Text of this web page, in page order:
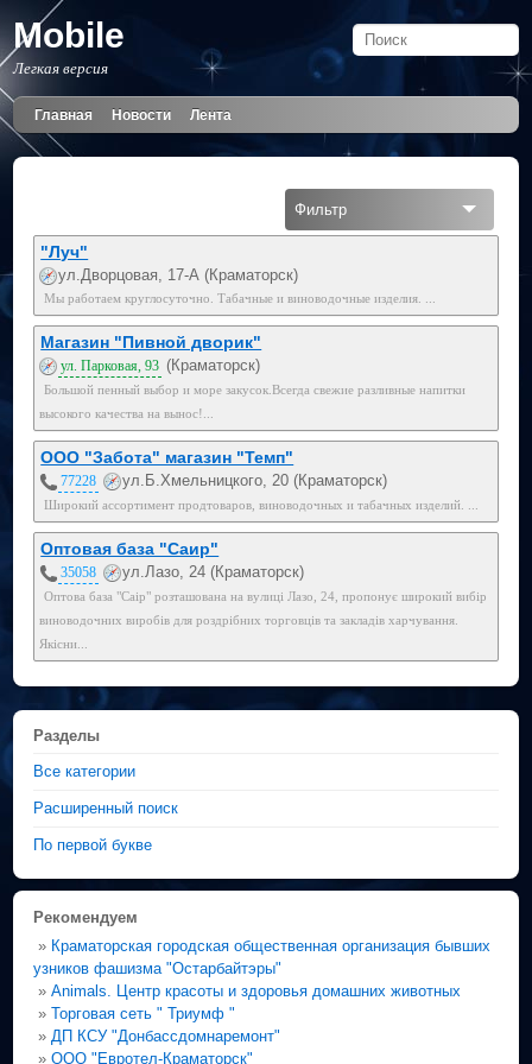
Mobile
Легкая версия
Главная Новости Лента
Фильтр
"Луч"
ул.Дворцовая, 17-А (Краматорск)
Мы работаем круглосуточно. Табачные и виноводочные изделия. ...
Магазин "Пивной дворик"
ул. Парковая, 93 (Краматорск)
Большой пенный выбор и море закусок.Всегда свежие разливные напитки
высокого качества на вынос!...
ООО "Забота" магазин "Темп"
77228 ул.Б.Хмельницкого, 20 (Краматорск)
Широкий ассортимент продтоваров, виноводочных и табачных изделий. ...
Оптовая база "Саир"
35058 ул.Лазо, 24 (Краматорск)
Оптова база "Саір" розташована на вулиці Лазо, 24, пропонує широкий вибір
виноводочних виробів для роздрібних торговців та закладів харчування.
Якісни...
Разделы
Все категории
Расширенный поиск
По первой букве
Рекомендуем
» Краматорская городская общественная организация бывших
узников фашизма "Остарбайтэры"
»Animals. Центр красоты и здоровья домашних животных
»Торговая сеть " Триумф "
» ДП КСУ "Донбассдомнаремонт"
»ООО "Евротел-Краматорск"